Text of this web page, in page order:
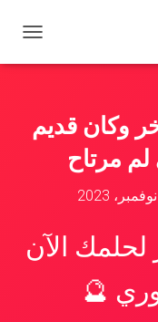
ب
اوكان قديم
مرتاح
الآن
🔮